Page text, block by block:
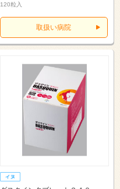
120粒入
取扱い病院